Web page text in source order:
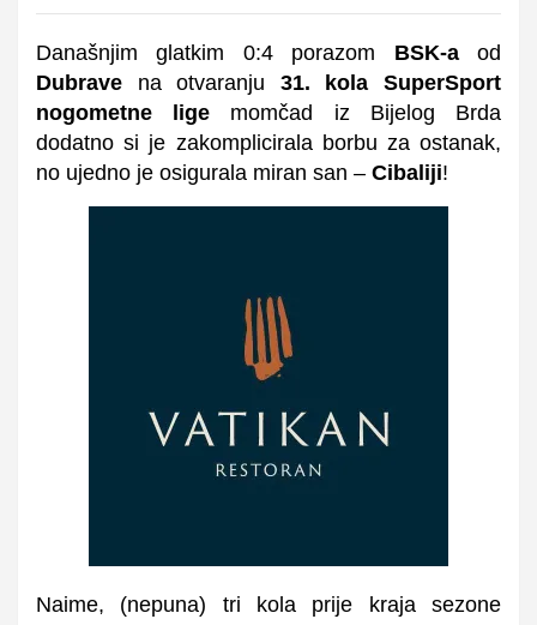
Današnjim glatkim 0:4 porazom BSK-aod
Dubrave na otvaranju 31. kola SuperSport
nogometne lige momčad iz Bijelog Brda
dodatno si je zakomplicirala borbu za ostanak,
no ujedno je osigurala miran san – Cibaliji!
Naime, (nepuna) tri kola prije kraja sezone